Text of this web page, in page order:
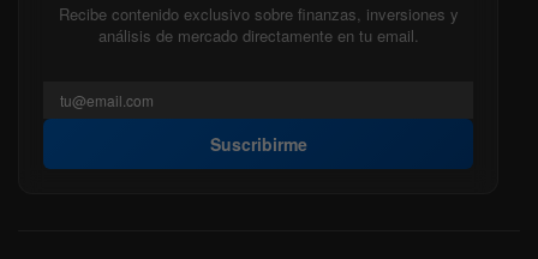
Recibe contenido exclusivo sobre finanzas, inversiones y
análisis de mercado directamente en tu email.
Suscribirme